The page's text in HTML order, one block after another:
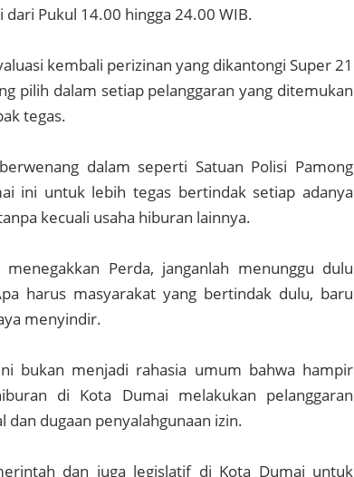
Pukul 14.00 hingga 24.00 WIB.
kembali perizinan yang dikantongi Super 21
pilih dalam setiap pelanggaran yang ditemukan
tegas.
dalam seperti Satuan Polisi Pamong
ini untuk lebih tegas bertindak setiap adanya
kecuali usaha hiburan lainnya.
Perda, janganlah menunggu dulu
harus masyarakat yang bertindak dulu, baru
menyindir.
bukan menjadi rahasia umum bahwa hampir
di Kota Dumai melakukan pelanggaran
dugaan penyalahgunaan izin.
dan juga legislatif di Kota Dumai untuk